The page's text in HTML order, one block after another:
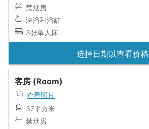
禁烟房
淋浴和浴缸
3张单人床
选择日期以查看价格
客房 (Room)
查看照片
37平方米
禁烟房